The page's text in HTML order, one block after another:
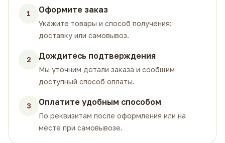
1 Оформите заказ
Укажите товары и способ получения:
доставку или самовывоз.
2 Дождитесь подтверждения
Мы уточним детали заказа и сообщим
доступный способ оплаты.
3 Оплатите удобным способом
По реквизитам после оформления или на
месте при самовывозе.